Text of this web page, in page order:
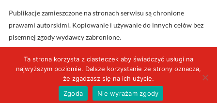
VIDEO Wydarzenia
Publikacje zamieszczone na stronach serwisu są chronione
prawami autorskimi. Kopiowanie i używanie do innych celów bez
pisemnej zgody wydawcy zabronione.
Projekt oraz wykonanie: L4web.pl
Ta strona korzysta z ciasteczek aby świadczyć usługi na
najwyższym poziomie. Dalsze korzystanie ze strony oznacza,
że zgadzasz się na ich użycie.
Zgoda
Nie wyrażam zgody